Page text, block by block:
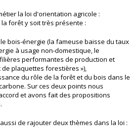
la loi d'orientation agricole :
forêt y soit très présente :
bois-énergie (la fameuse baisse du taux
à usage non-domestique, le
performantes de production et
plaquettes forestières »),
du rôle de la forêt et du bois dans le
Sur ces deux points nous
et avons fait des propositions
de rajouter deux thèmes dans la loi :